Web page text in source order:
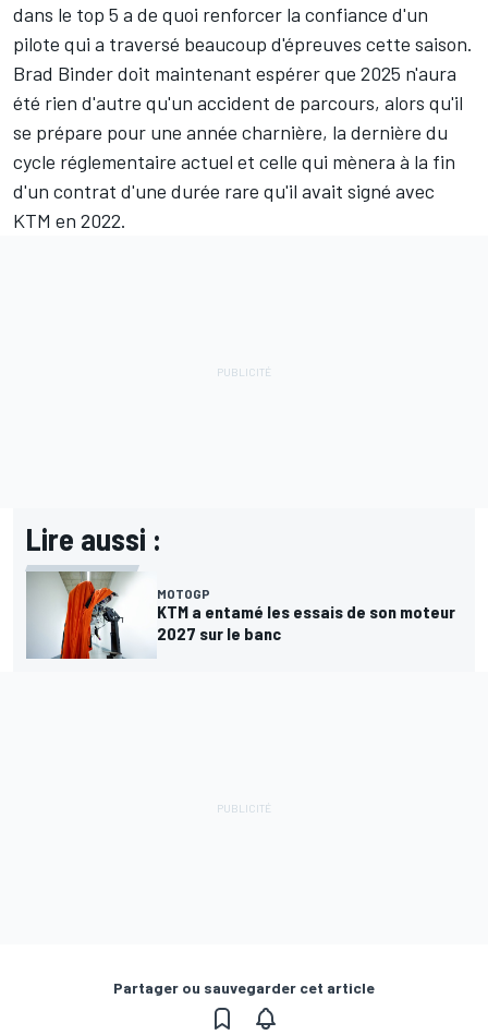
dans le top 5 a de quoi renforcer la confiance d'un
pilote qui a traversé beaucoup d'épreuves cette saison.
Brad Binder doit maintenant espérer que 2025 n'aura
été rien d'autre qu'un accident de parcours, alors qu'il
se prépare pour une année charnière, la dernière du
cycle réglementaire actuel et celle qui mènera à la fin
d'un contrat d'une durée rare qu'il avait signé avec
KTM en 2022.
Lire aussi :
MOTOGP
KTM a entamé les essais de son moteur
2027 sur le banc
Partager ou sauvegarder cet article